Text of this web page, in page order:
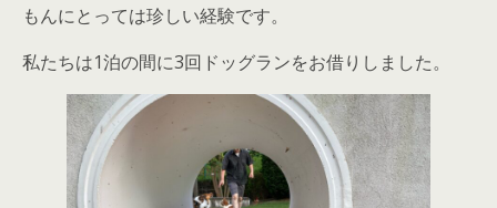
もんにとっては珍しい経験です。
私たちは1泊の間に3回ドッグランをお借りしました。